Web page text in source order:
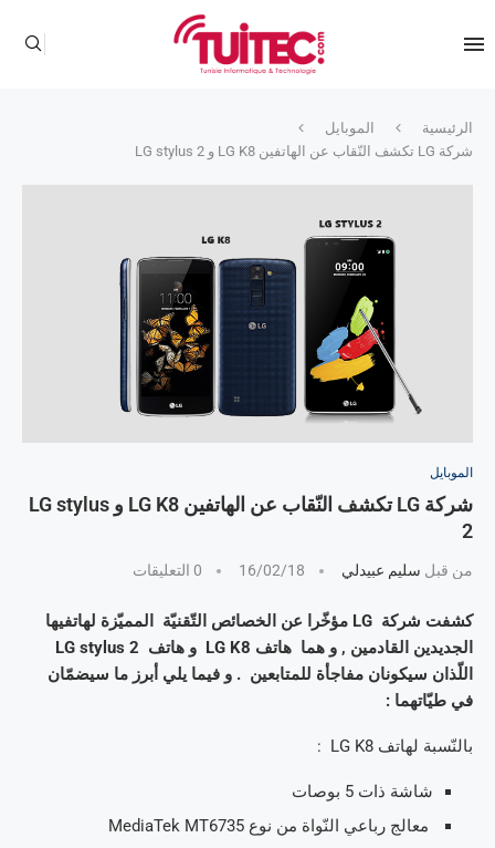
الرئيسية
الموبايل
شركة LG تكشف النّقاب عن الهاتفين LG K8 و LG stylus 2
الموبايل
شركة LG تكشف النّقاب عن الهاتفين LG K8 و LG stylus
2
من قبل سليم عبيدلي 16/02/18 0 التعليقات
كشفت شركة LG مؤخّرا عن الخصائص التّقنيّة المميّزة لهاتفيها
الجديدين القادمين , و هما هاتف LG K8 و هاتف LG stylus 2
اللّذان سيكونان مفاجأة للمتابعين . و فيما يلي أبرز ما سيضمّان
في طيّاتهما :
بالنّسبة لهاتف LG K8 :
شاشة ذات 5 بوصات
معالج رباعي النّواة من نوع MediaTek MT6735